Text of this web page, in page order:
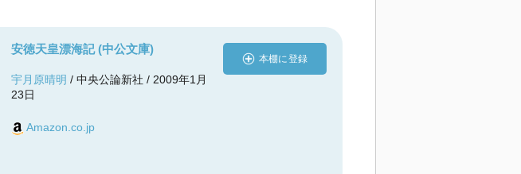
安徳天皇漂海記 (中公文庫)
宇月原晴明 / 中央公論新社 / 2009年1月
23日
Amazon.co.jp
本棚に登録